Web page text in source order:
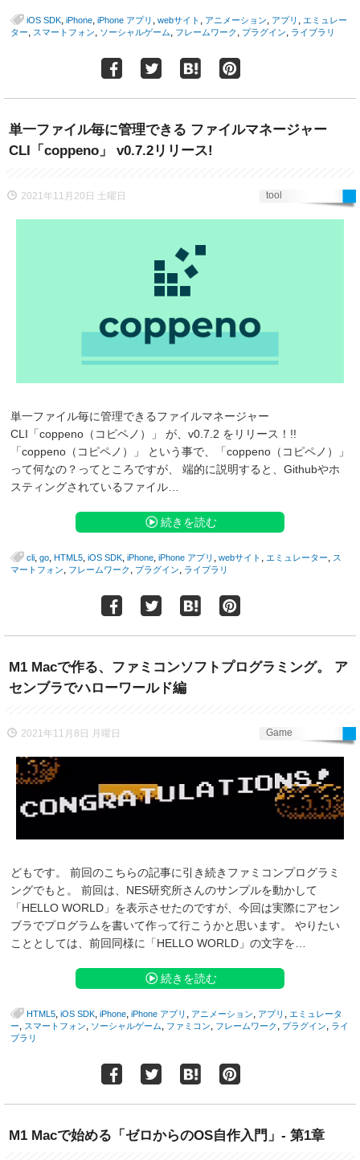
iOS SDK, iPhone, iPhone アプリ , webサイト , アニメーション, アプリ , エミュレー
ター, スマートフォン, ソーシャルゲーム, フレームワーク , プラグイン, ライブラリ
単一ファイル毎に管理できる ファイルマネージャー
CLI「coppeno」 v0.7.2リリース!
tool
2021年11月20日 土曜日
単一ファイル毎に管理できるファイルマネージャー
CLI「coppeno（コピペノ）」 が、v0.7.2 をリリース！!!
「coppeno（コピペノ）」 という事で、「coppeno（コピペノ）」
って何なの？ってところですが、 端的に説明すると、Githubやホ
スティングされているファイル…
続きを読む
cli, go, HTML5, iOS SDK, iPhone, iPhone アプリ , webサイト , エミュレーター, ス
マートフォン, フレームワーク , プラグイン, ライブラリ
M1 Macで作る、ファミコンソフトプログラミング。 ア
センブラでハローワールド編
Game
2021年11月8日 月曜日
どもです。 前回のこちらの記事に引き続きファミコンプログラミ
ングでもと。 前回は、NES研究所さんのサンプルを動かして
「HELLO WORLD」を表示させたのですが、今回は実際にアセン
ブラでプログラムを書いて作って行こうかと思います。 やりたい
こととしては、前回同様に「HELLO WORLD」の文字を…
続きを読む
HTML5, iOS SDK, iPhone, iPhone アプリ , アニメーション, アプリ , エミュレータ
ー, スマートフォン, ソーシャルゲーム, ファミコン, フレームワーク , プラグイン, ライ
ブラリ
M1 Macで始める「ゼロからのOS自作入門」- 第1章